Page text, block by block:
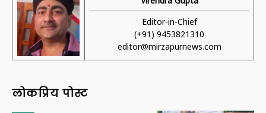
Editor-in-Chief
(+91) 9453821310
editor@mirzapurnews.com
लोकप्रिय पोस्ट